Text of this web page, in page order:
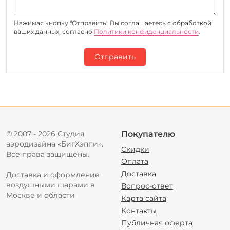
Нажимая кнопку "Отправить" Вы соглашаетесь c обработкой
ваших данных, согласно Политики конфиденциальности.
Отправить
© 2007 - 2026 Студия
аэродизайна «БигХэппи».
Все права защищены.
Доставка и оформление
воздушными шарами в
Москве и области
Покупателю
Скидки
Оплата
Доставка
Вопрос-ответ
Карта сайта
Контакты
Публичная оферта